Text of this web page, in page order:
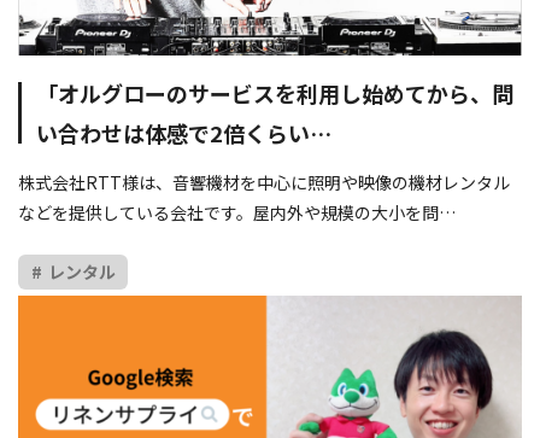
「オルグローのサービスを利用し始めてから、問
い合わせは体感で2倍くらい…
株式会社RTT様は、音響機材を中心に照明や映像の機材レンタル
などを提供している会社です。屋内外や規模の大小を問…
レンタル